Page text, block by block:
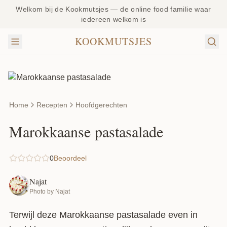
Welkom bij de Kookmutsjes — de online food familie waar
iedereen welkom is
KOOKMUTSJES
Home Recepten Hoofdgerechten
Marokkaanse pastasalade
0Beoordeel
Najat
Photo by Najat
Terwijl deze Marokkaanse pastasalade even in